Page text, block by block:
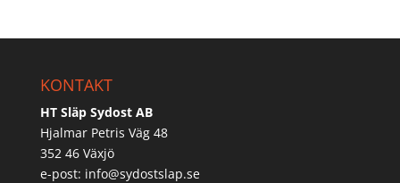
KONTAKT
HT Släp Sydost AB
Hjalmar Petris Väg 48
352 46 Växjö
e-post: info@sydostslap.se